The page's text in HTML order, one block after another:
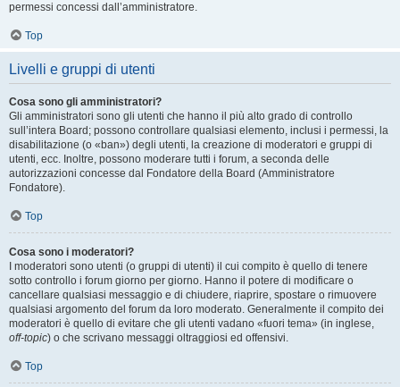
permessi concessi dall’amministratore.
Top
Livelli e gruppi di utenti
Cosa sono gli amministratori?
Gli amministratori sono gli utenti che hanno il più alto grado di controllo
sull’intera Board; possono controllare qualsiasi elemento, inclusi i permessi, la
disabilitazione (o «ban») degli utenti, la creazione di moderatori e gruppi di
utenti, ecc. Inoltre, possono moderare tutti i forum, a seconda delle
autorizzazioni concesse dal Fondatore della Board (Amministratore
Fondatore).
Top
Cosa sono i moderatori?
I moderatori sono utenti (o gruppi di utenti) il cui compito è quello di tenere
sotto controllo i forum giorno per giorno. Hanno il potere di modificare o
cancellare qualsiasi messaggio e di chiudere, riaprire, spostare o rimuovere
qualsiasi argomento del forum da loro moderato. Generalmente il compito dei
moderatori è quello di evitare che gli utenti vadano «fuori tema» (in inglese,
off-topic) o che scrivano messaggi oltraggiosi ed offensivi.
Top